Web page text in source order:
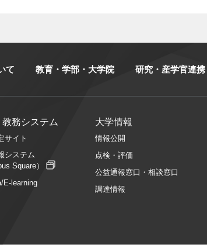
て 教育・学部・大学院 研究・産学官連携
務システム
サイト
システム
Square）
E-learning
大学情報
情報公開
点検・評価
公益通報窓口・相談窓口
調達情報